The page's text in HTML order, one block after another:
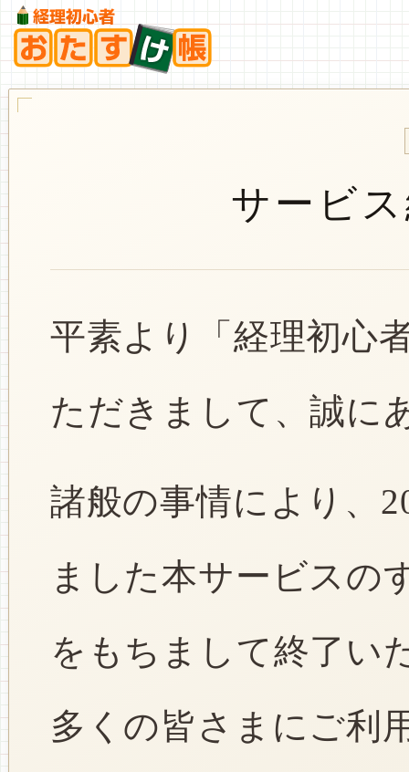
サービ
平素より「経理初心
ただきまして、誠に
諸般の事情により、
ました本サービスの
をもちまして終了い
多くの皆さまにご利